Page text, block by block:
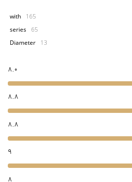
8.0
8.8
8.8
9
8
with 165
series 65
Diameter 13